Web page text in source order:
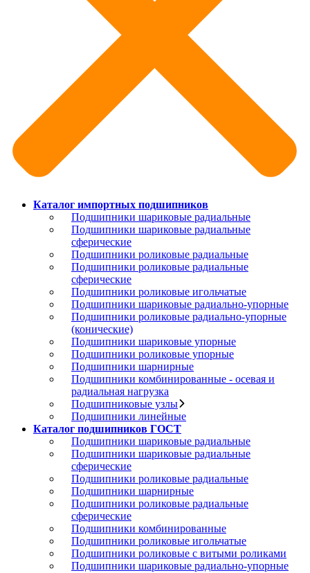
Каталог импортных подшипников
Подшипники шариковые радиальные
Подшипники шариковые радиальные
сферические
Подшипники роликовые радиальные
Подшипники роликовые радиальные
сферические
Подшипники роликовые игольчатые
Подшипники шариковые радиально-упорные
Подшипники роликовые радиально-упорные
(конические)
Подшипники шариковые упорные
Подшипники роликовые упорные
Подшипники шарнирные
Подшипники комбинированные - осевая и
радиальная нагрузка
Подшипниковые узлы
Подшипники линейные
Каталог подшипников ГОСТ
Подшипники шариковые радиальные
Подшипники шариковые радиальные
сферические
Подшипники роликовые радиальные
Подшипники шарнирные
Подшипники роликовые радиальные
сферические
Подшипники комбинированные
Подшипники роликовые игольчатые
Подшипники роликовые с витыми роликами
Подшипники шариковые радиально-упорные